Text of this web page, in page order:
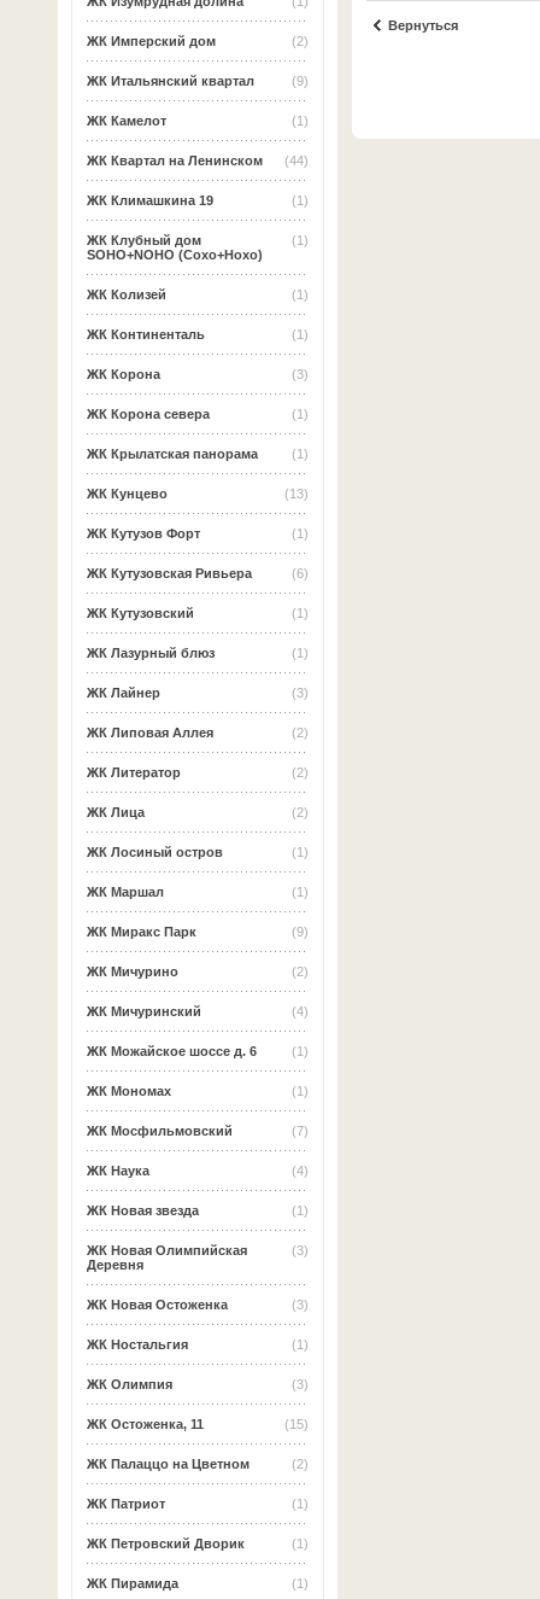
(2)
ЖК Имперский дом
(9)
ЖК Итальянский квартал
(1)
ЖК Камелот
(44)
ЖК Квартал на Ленинском
(1)
ЖК Климашкина 19
(1)
ЖК Клубный дом
SOHO+NOHO (Сохо+Нохо)
(1)
ЖК Колизей
(1)
ЖК Континенталь
(3)
ЖК Корона
(1)
ЖК Корона севера
(1)
ЖК Крылатская панорама
(13)
ЖК Кунцево
(1)
ЖК Кутузов Форт
(6)
ЖК Кутузовская Ривьера
(1)
ЖК Кутузовский
(1)
ЖК Лазурный блюз
(3)
ЖК Лайнер
(2)
ЖК Липовая Аллея
(2)
ЖК Литератор
(2)
ЖК Лица
(1)
ЖК Лосиный остров
(1)
ЖК Маршал
(9)
ЖК Миракс Парк
(2)
ЖК Мичурино
(4)
ЖК Мичуринский
(1)
ЖК Можайское шоссе д. 6
(1)
ЖК Мономах
(7)
ЖК Мосфильмовский
(4)
ЖК Наука
(1)
ЖК Новая звезда
(3)
ЖК Новая Олимпийская
Деревня
(3)
ЖК Новая Остоженка
(1)
ЖК Ностальгия
(3)
ЖК Олимпия
(15)
ЖК Остоженка, 11
(2)
ЖК Палаццо на Цветном
(1)
ЖК Патриот
(1)
ЖК Петровский Дворик
(1)
ЖК Пирамида
Вернуться